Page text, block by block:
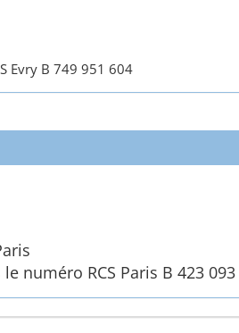
Evry B 749 951 604
numéro RCS Paris B 423 093